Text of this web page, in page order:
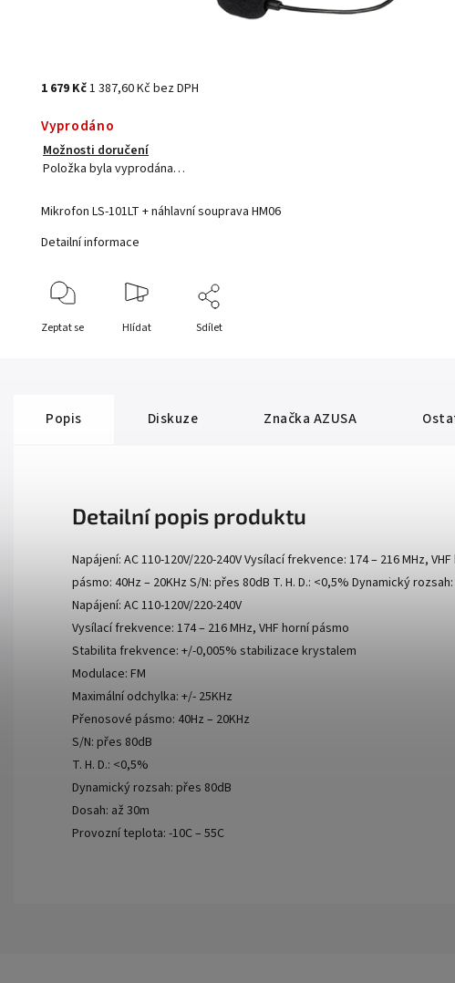
1 679 Kč1 387,60 Kč bez DPH
Vyprodáno
Možnosti doručení
Položka byla vyprodána…
Mikrofon LS-101LT + náhlavní souprava HM06
Detailní informace
Zeptat se Hlídat Sdílet
Popis Diskuze Značka AZUSA
Detailní popis produktu
Napájení: AC 110-120V/220-240V Vysílací frekvence: 174 – 216 MHz,
pásmo: 40Hz – 20KHz S/N: přes 80dB T. H. D.: <0,5% Dynamický
Napájení: AC 110-120V/220-240V
Vysílací frekvence: 174 – 216 MHz, VHF horní pásmo
Stabilita frekvence: +/-0,005% stabilizace krystalem
Modulace: FM
Maximální odchylka: +/- 25KHz
Přenosové pásmo: 40Hz – 20KHz
S/N: přes 80dB
T. H. D.: <0,5%
Dynamický rozsah: přes 80dB
Dosah: až 30m
Provozní teplota: -10C – 55C